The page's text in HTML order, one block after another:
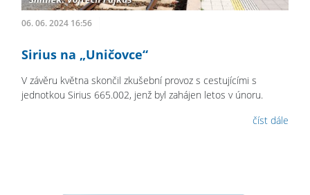
06. 06. 2024 16:56
Sirius na „Uničovce“
V závěru května skončil zkušební provoz s cestujícími s
jednotkou Sirius 665.002, jenž byl zahájen letos v únoru.
číst dále